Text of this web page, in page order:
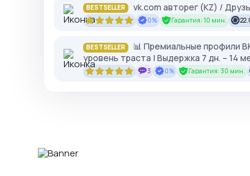
BESTSELLER vk.com авторег (KZ) /
0% Гарантия: 10 мин.
BESTSELLER
📊 Премиальные профили
уровень траста | Выдержка 7 дн. – 14
3 0% Гарантия: 30 мин.